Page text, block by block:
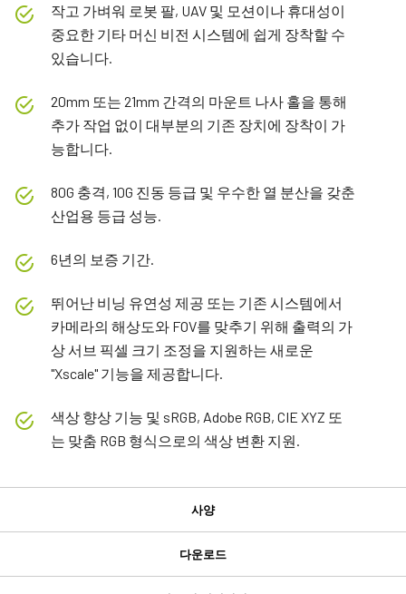
작고 가벼워 로봇 팔, UAV 및 모션이나 휴대성이
중요한 기타 머신 비전 시스템에 쉽게 장착할 수
있습니다.
20mm 또는 21mm 간격의 마운트 나사 홀을 통해
추가 작업 없이 대부분의 기존 장치에 장착이 가
능합니다.
80G 충격, 10G 진동 등급 및 우수한 열 분산을 갖춘
산업용 등급 성능.
6년의 보증 기간.
뛰어난 비닝 유연성 제공 또는 기존 시스템에서
카메라의 해상도와 FOV를 맞추기 위해 출력의 가
상 서브 픽셀 크기 조정을 지원하는 새로운
"Xscale" 기능을 제공합니다.
색상 향상 기능 및 sRGB, Adobe RGB, CIE XYZ 또
는 맞춤 RGB 형식으로의 색상 변환 지원.
사양
다운로드